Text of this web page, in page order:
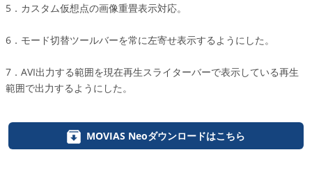
5．カスタム仮想点の画像重畳表示対応。
6．モード切替ツールバーを常に左寄せ表示するようにした。
7．AVI出力する範囲を現在再生スライターバーで表示している再生
範囲で出力するようにした。
MOVIAS Neoダウンロードはこちら